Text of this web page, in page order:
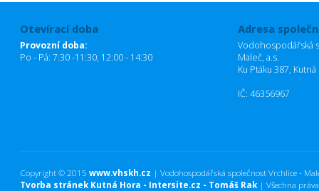
Otevírací doba
Provozní doba:
Po - Pá: 7:30 -11:30, 12:00 - 14:30
Adresa
Vodohospodářská
Maleč, a.s.
Ku Ptáku 387,
IČ: 46356967
Copyright © 2015 www.vhskh.cz | Vodohospodářská společnost Vrchlice -
Tvorba stránek Kutná Hora - Intersite.cz - Tomáš Rak | Všechna